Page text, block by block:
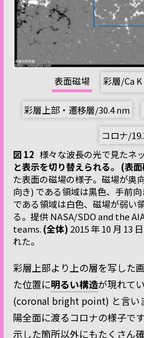
表面磁場 彩層/Ca K
彩層上部・遷移層/30.4 nm
コロナ/
図 12 様々な波長の光で見たネ
と表示を切り替えられる。
(表
た表面の磁場の様子。磁場が奥
向き) である領域は黒色、手前
である領域は白色、磁場が弱い
る。提供 NASA/SDO and the
teams. (全体)2015 年 10 月 13
れた。
彩層上部より上の層を写した
た位置に明るい構造が現れて
(coronal bright point) と言い
陽全面に渡るコロナの様子で
示した箇所以外にもたくさん確